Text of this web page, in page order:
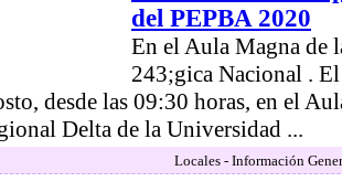
del PEPBA 2020
En el Aula Magna de
243;gica Nacional .
desde las 09:30 horas, en el
Delta de la Universidad ...
Locales - Información